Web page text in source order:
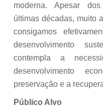
moderna. Apesar
últimas décadas, muito
consigamos
desenvolvimento
contempla a
desenvolvimento
preservação e a
Público Alvo